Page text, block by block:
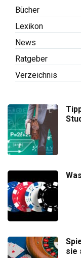
Bücher
Lexikon
News
Ratgeber
Verzeichnis
sie